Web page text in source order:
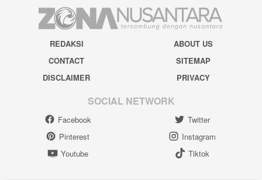
REDAKSI
ABOUT US
CONTACT
SITEMAP
DISCLAIMER
PRIVACY
SOCIAL NETWORK
Facebook
Twitter
Pinterest
Instagram
Youtube
Tiktok